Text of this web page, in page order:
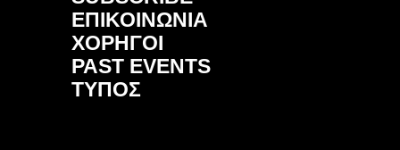
ΕΠΙΚΟΙΝΩΝΙΑ
ΧΟΡΗΓΟΙ
PAST EVENTS
ΤΥΠΟΣ